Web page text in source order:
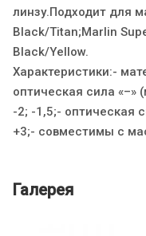
линзу.Подходит для
Black/Titan;Marlin
Black/Yellow.
Характеристики:-
оптическая сила «–»
-2; -1,5;- оптическая
+3;- совместимы с
Галерея